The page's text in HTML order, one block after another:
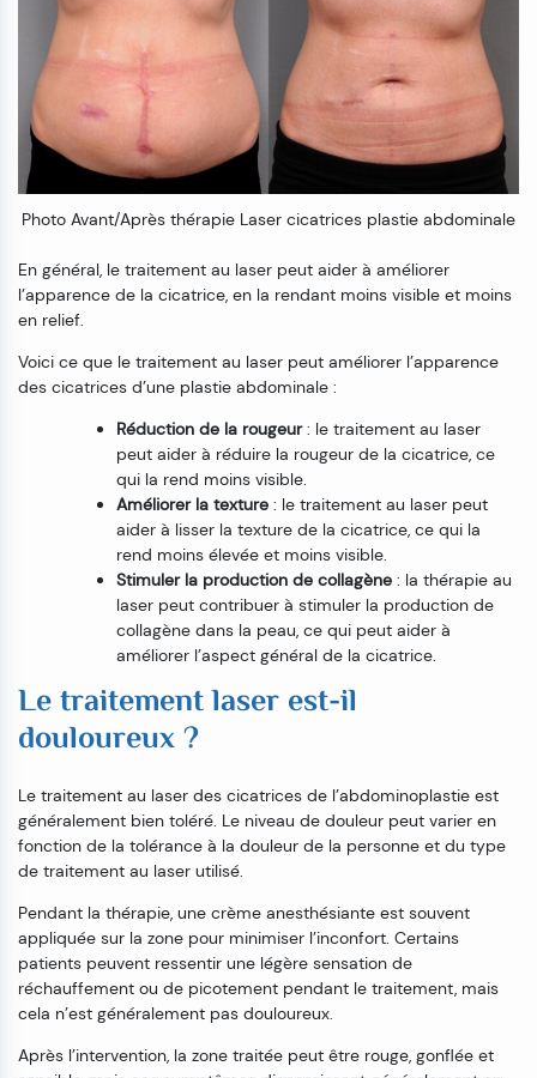
Photo Avant/Après thérapie Laser cicatrices plastie abdominale
En général, le traitement au laser peut aider à améliorer
l’apparence de la cicatrice, en la rendant moins visible et moins
en relief.
Voici ce que le traitement au laser peut améliorer l’apparence
des cicatrices d’une plastie abdominale :
Réduction de la rougeur: le traitement au laser
peut aider à réduire la rougeur de la cicatrice, ce
qui la rend moins visible.
Améliorer la texture : le traitement au laser peut
aider à lisser la texture de la cicatrice, ce qui la
rend moins élevée et moins visible.
Stimuler la production de collagène : la thérapie au
laser peut contribuer à stimuler la production de
collagène dans la peau, ce qui peut aider à
améliorer l’aspect général de la cicatrice.
Le traitement laser est-il
douloureux ?
Le traitement au laser des cicatrices de l’abdominoplastie est
généralement bien toléré. Le niveau de douleur peut varier en
fonction de la tolérance à la douleur de la personne et du type
de traitement au laser utilisé.
Pendant la thérapie, une crème anesthésiante est souvent
appliquée sur la zone pour minimiser l’inconfort. Certains
patients peuvent ressentir une légère sensation de
réchauffement ou de picotement pendant le traitement, mais
cela n’est généralement pas douloureux.
Après l’intervention, la zone traitée peut être rouge, gonflée et